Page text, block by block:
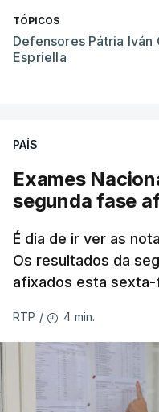
TÓPICOS
Defensores Pátria Iván
Espriella
PAÍS
Exames
segunda fase
É dia de ir ver as
Os resultados da
afixados esta sexta-
RTP / 4 min.